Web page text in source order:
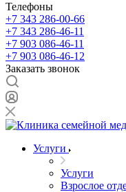
Телефоны
+7 343 286-00-66
+7 343 286-46-11
+7 903 086-46-11
+7 903 086-46-12
Заказать звонок
Услуги
Услуги
Взрослое